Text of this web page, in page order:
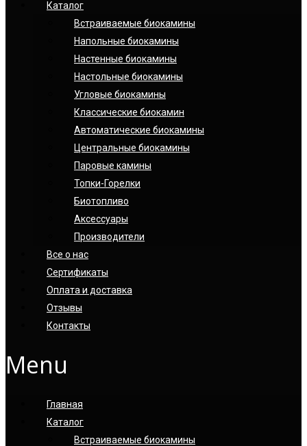
Каталог
Встраиваемые биокамины
Напольные биокамины
Настенные биокамины
Настoльные биокамины
Угловые биокамины
Классические биокамин
Автоматические биокамины
Центральные биокамины
Паровые камины
Топки-Горелки
Биотопливо
Аксессуары
Производители
Все о нас
Сертификаты
Оплата и доставка
Отзывы
Контакты
Menu
Главная
Каталог
Встраиваемые биокамины